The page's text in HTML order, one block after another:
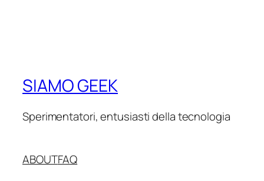
SIAMO GEEK
Sperimentatori, entusiasti della tecnologia
ABOUTFAQ